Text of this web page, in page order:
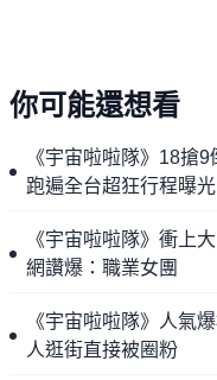
你可能還想看
《宇宙啦啦隊》18搶
跑遍全台超狂行程曝光
《宇宙啦啦隊》衝上
網讚爆：職業女團
《宇宙啦啦隊》人氣
人逛街直接被圈粉